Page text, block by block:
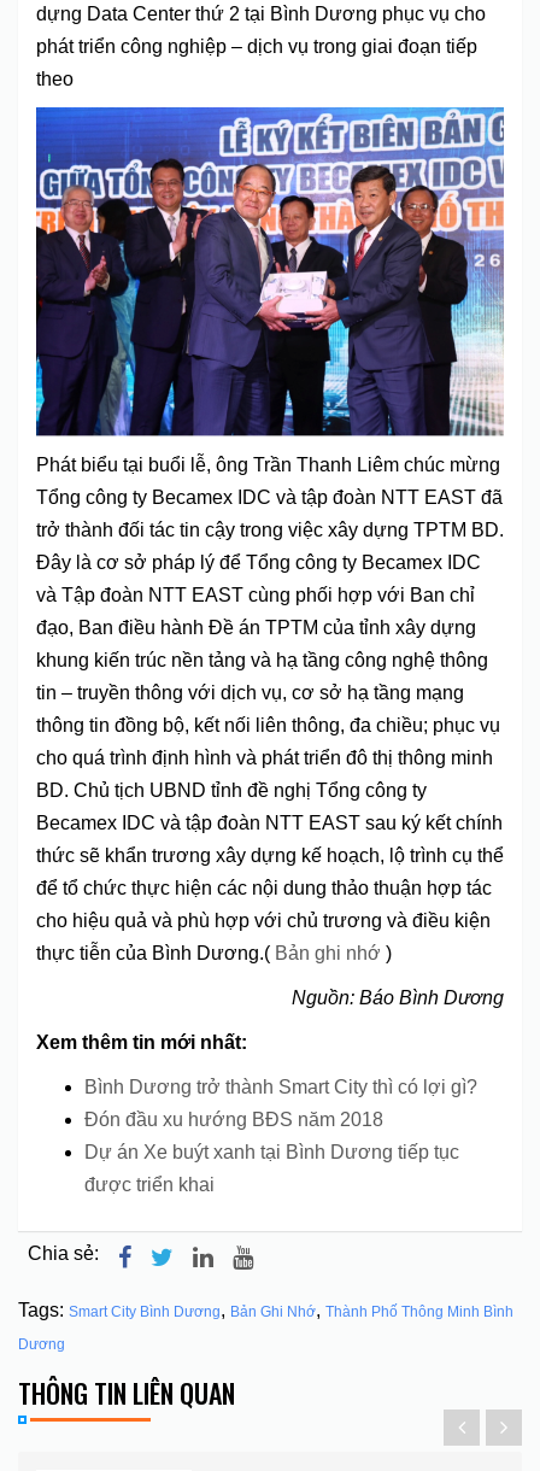
dựng Data Center thứ 2 tại Bình Dương phục vụ cho
phát triển công nghiệp – dịch vụ trong giai đoạn tiếp
theo
Phát biểu tại buổi lễ, ông Trần Thanh Liêm chúc mừng
Tổng công ty Becamex IDC và tập đoàn NTT EAST đã
trở thành đối tác tin cậy trong việc xây dựng TPTM BD.
Đây là cơ sở pháp lý để Tổng công ty Becamex IDC
và Tập đoàn NTT EAST cùng phối hợp với Ban chỉ
đạo, Ban điều hành Đề án TPTM của tỉnh xây dựng
khung kiến trúc nền tảng và hạ tầng công nghệ thông
tin – truyền thông với dịch vụ, cơ sở hạ tầng mạng
thông tin đồng bộ, kết nối liên thông, đa chiều; phục vụ
cho quá trình định hình và phát triển đô thị thông minh
BD. Chủ tịch UBND tỉnh đề nghị Tổng công ty
Becamex IDC và tập đoàn NTT EAST sau ký kết chính
thức sẽ khẩn trương xây dựng kế hoạch, lộ trình cụ thể
để tổ chức thực hiện các nội dung thảo thuận hợp tác
cho hiệu quả và phù hợp với chủ trương và điều kiện
thực tiễn của Bình Dương.( Bản ghi nhớ )
Nguồn: Báo Bình Dương
Xem thêm tin mới nhất:
Bình Dương trở thành Smart City thì có lợi gì?
Đón đầu xu hướng BĐS năm 2018
Dự án Xe buýt xanh tại Bình Dương tiếp tục
được triển khai
Chia sẻ:
Tags: Smart City Bình Dương, Bản Ghi Nhớ, Thành Phố Thông Minh Bình
Dương
THÔNG TIN LIÊN QUAN